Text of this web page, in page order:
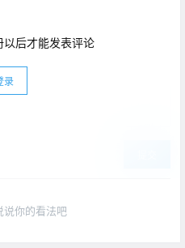
后才能发表评论
录
说你的看法吧